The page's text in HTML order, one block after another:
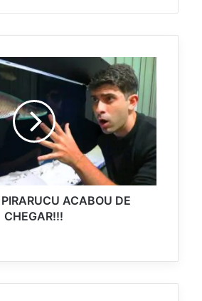
ACABOU DE
CHEGAR!!!